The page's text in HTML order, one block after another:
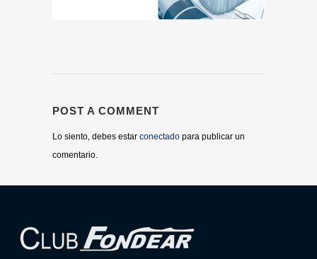
POST A COMMENT
Lo siento, debes estar conectado para publicar un
comentario.